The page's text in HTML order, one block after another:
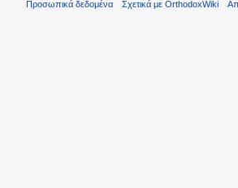
Προσωπικά δεδομένα Σχετικά με OrthodoxWiki